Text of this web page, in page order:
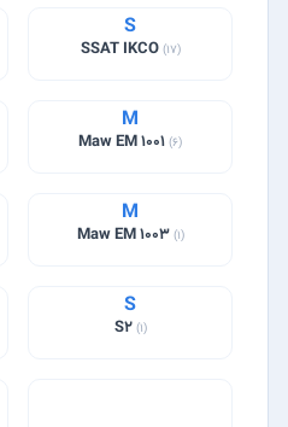
S
SSAT IKCO (17)
M
Maw EM 1001(6)
M
Maw EM 1003 (1)
S
S2 (1)